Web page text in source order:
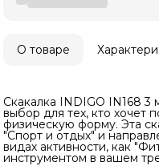
О товаре
Скакалка INDIGO IN168
выбор для тех, кто хочет
физическую форму. Эта
"Спорт и отдых" и
видах активности, как
инструментом в вашем